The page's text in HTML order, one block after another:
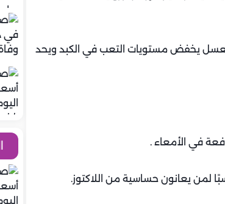
يخفض مستويات التعب في الكبد ويحد
لمن يعانون حساسية من اللاكتوز.